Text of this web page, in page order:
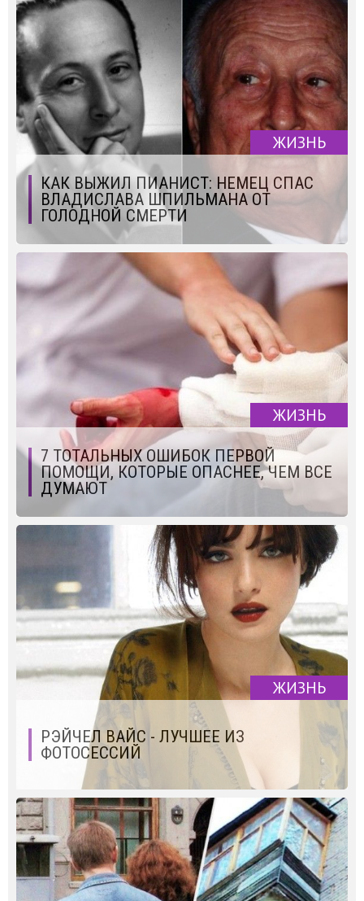
ЖИЗНЬ
КАК ВЫЖИЛ ПИАНИСТ: НЕМЕЦ СПАС
ВЛАДИСЛАВА ШПИЛЬМАНА ОТ
ГОЛОДНОЙ СМЕРТИ
ЖИЗНЬ
7 ТОТАЛЬНЫХ ОШИБОК ПЕРВОЙ
ПОМОЩИ, КОТОРЫЕ ОПАСНЕЕ, ЧЕМ ВСЕ
ДУМАЮТ
ЖИЗНЬ
РЭЙЧЕЛ ВАЙС - ЛУЧШЕЕ ИЗ
ФОТОСЕССИЙ